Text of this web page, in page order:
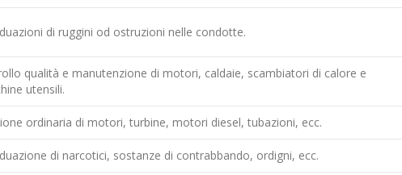
di ruggini od ostruzioni nelle condotte.
qualità e manutenzione di motori, caldaie, scambiatori di calore e
utensili.
ordinaria di motori, turbine, motori diesel, tubazioni, ecc.
di narcotici, sostanze di contrabbando, ordigni, ecc.